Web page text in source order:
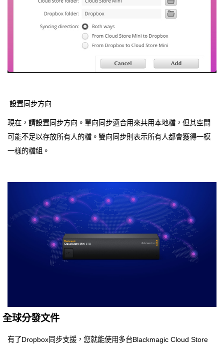
設置同步方向
現在，請設置同步方向。單向同步適合用來共用本地檔，但其空間
可能不足以存放所有人的檔。雙向同步則表示所有人都會獲得一模
一樣的檔組。
全球分發文件
有了Dropbox同步支援，您就能使用多台Blackmagic Cloud Store